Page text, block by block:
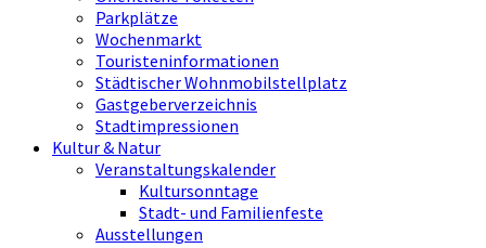
Parkplätze
Wochenmarkt
Touristeninformationen
Städtischer Wohnmobilstellplatz
Gastgeberverzeichnis
Stadtimpressionen
Kultur & Natur
Veranstaltungskalender
Kultursonntage
Stadt- und Familienfeste
Ausstellungen